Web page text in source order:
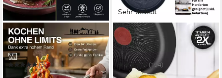
FIXLINE
Bratpfanne 28cm BLACK
FOREST Edition Kratzfeste
Beschichtung Induktion
(5)
67,90 € UVP84,90 €
Sehr beliebt
TEFAL
Bratpfanne Hard Titanium
Essential, Titanium
Antihaftversiegelung
(194)
27,64 € UVP34,99 €